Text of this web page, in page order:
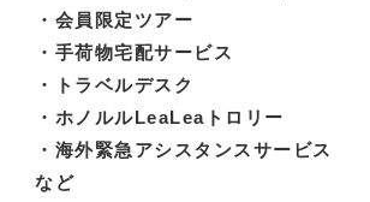
・会員限定ツアー
・手荷物宅配サービス
・トラベルデスク
・ホノルルLeaLeaトロリー
・海外緊急アシスタンスサービス
など